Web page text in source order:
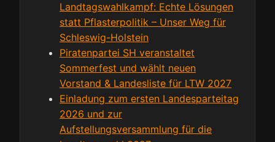
Landtagswahlkampf: Echte Lösungen
statt Pflasterpolitik – Unser Weg für
Schleswig-Holstein
Piratenpartei SH veranstaltet
Sommerfest und wählt neuen
Vorstand & Landesliste für LTW 2027
Einladung zum ersten Landesparteitag
2026 und zur
Aufstellungsversammlung für die